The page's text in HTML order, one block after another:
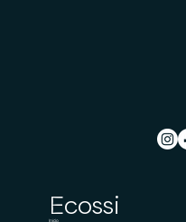
Ecossi
Início